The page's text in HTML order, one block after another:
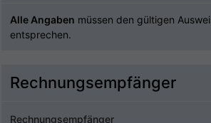
Alle Angaben müssen den gültigen
entsprechen.
Rechnungsempfänger
Rechnungsempfänger